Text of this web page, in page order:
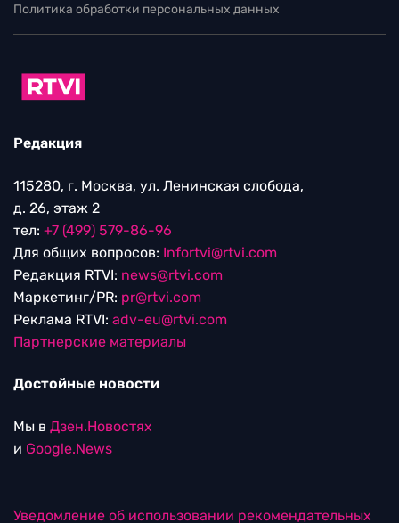
Политика обработки персональных данных
Редакция
115280, г. Москва, ул. Ленинская слобода,
д. 26, этаж 2
тел: +7 (499) 579-86-96
Для общих вопросов: Infortvi@rtvi.com
Редакция RTVI: news@rtvi.com
Маркетинг/PR: pr@rtvi.com
Реклама RTVI: adv-eu@rtvi.com
Партнерские материалы
Достойные новости
Мы в Дзен.Новостях
и Google.News
Уведомление об использовании рекомендательных